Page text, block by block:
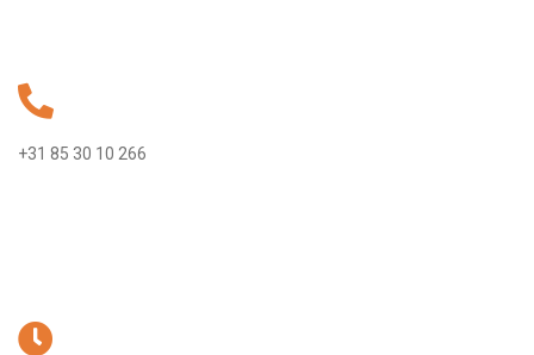
+31 85 30 10 266